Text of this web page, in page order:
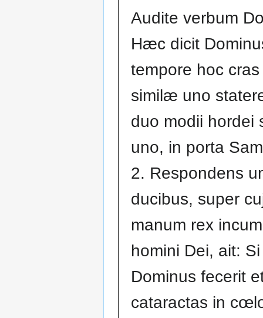
Audite verbum
Hæc dicit
tempore hoc
similæ uno
duo modii hordei
uno, in porta
2. Respondens
ducibus, super
manum rex
homini Dei, ait: Si
Dominus fecerit
cataractas in